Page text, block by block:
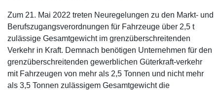
Zum 21. Mai 2022 treten Neuregelungen zu den Markt- und
Berufszugangsverordnungen für Fahrzeuge über 2,5 t
zulässige Gesamtgewicht im grenzüberschreitenden
Verkehr in Kraft. Demnach benötigen Unternehmen für den
grenzüberschreitenden gewerblichen Güterkraft-verkehr
mit Fahrzeugen von mehr als 2,5 Tonnen und nicht mehr
als 3,5 Tonnen zulässigem Gesamtgewicht die